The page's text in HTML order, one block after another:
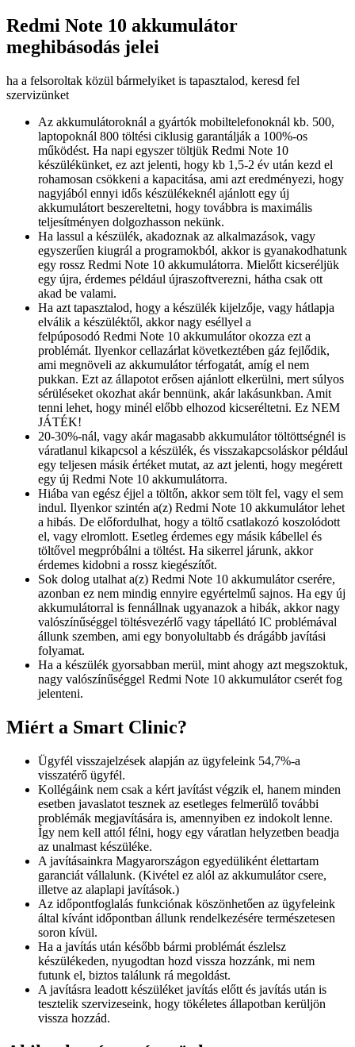
Redmi Note 10 akkumulátor
meghibásodás jelei
ha a felsoroltak közül bármelyiket is tapasztalod, keresd fel
szervizünket
Az akkumulátoroknál a gyártók mobiltelefonoknál kb. 500,
laptopoknál 800 töltési ciklusig garantálják a 100%-os
működést. Ha napi egyszer töltjük Redmi Note 10
készülékünket, ez azt jelenti, hogy kb 1,5-2 év után kezd el
rohamosan csökkeni a kapacitása, ami azt eredményezi, hogy
nagyjából ennyi idős készülékeknél ajánlott egy új
akkumulátort beszereltetni, hogy továbbra is maximális
teljesítményen dolgozhasson nekünk.
Ha lassul a készülék, akadoznak az alkalmazások, vagy
egyszerűen kiugrál a programokból, akkor is gyanakodhatunk
egy rossz Redmi Note 10 akkumulátorra. Mielőtt kicseréljük
egy újra, érdemes például újraszoftverezni, hátha csak ott
akad be valami.
Ha azt tapasztalod, hogy a készülék kijelzője, vagy hátlapja
elválik a készüléktől, akkor nagy eséllyel a
felpúposodó Redmi Note 10 akkumulátor okozza ezt a
problémát. Ilyenkor cellazárlat következtében gáz fejlődik,
ami megnöveli az akkumulátor térfogatát, amíg el nem
pukkan. Ezt az állapotot erősen ajánlott elkerülni, mert súlyos
sérüléseket okozhat akár bennünk, akár lakásunkban. Amit
tenni lehet, hogy minél előbb elhozod kicseréltetni. Ez NEM
JÁTÉK!
20-30%-nál, vagy akár magasabb akkumulátor töltöttségnél is
váratlanul kikapcsol a készülék, és visszakapcsoláskor például
egy teljesen másik értéket mutat, az azt jelenti, hogy megérett
egy új Redmi Note 10 akkumulátorra.
Hiába van egész éjjel a töltőn, akkor sem tölt fel, vagy el sem
indul. Ilyenkor szintén a(z) Redmi Note 10 akkumulátor lehet
a hibás. De előfordulhat, hogy a töltő csatlakozó koszolódott
el, vagy elromlott. Esetleg érdemes egy másik kábellel és
töltővel megpróbálni a töltést. Ha sikerrel járunk, akkor
érdemes kidobni a rossz kiegészítőt.
Sok dolog utalhat a(z) Redmi Note 10 akkumulátor cserére,
azonban ez nem mindig ennyire egyértelmű sajnos. Ha egy új
akkumulátorral is fennállnak ugyanazok a hibák, akkor nagy
valószínűséggel töltésvezérlő vagy tápellátó IC problémával
állunk szemben, ami egy bonyolultabb és drágább javítási
folyamat.
Ha a készülék gyorsabban merül, mint ahogy azt megszoktuk,
nagy valószínűséggel Redmi Note 10 akkumulátor cserét fog
jelenteni.
Miért a Smart Clinic?
Ügyfél visszajelzések alapján az ügyfeleink 54,7%-a
visszatérő ügyfél.
Kollégáink nem csak a kért javítást végzik el, hanem minden
esetben javaslatot tesznek az esetleges felmerülő további
problémák megjavítására is, amennyiben ez indokolt lenne.
Így nem kell attól félni, hogy egy váratlan helyzetben beadja
az unalmast készüléke.
A javításainkra Magyarországon egyedüliként élettartam
garanciát vállalunk. (Kivétel ez alól az akkumulátor csere,
illetve az alaplapi javítások.)
Az időpontfoglalás funkciónak köszönhetően az ügyfeleink
által kívánt időpontban állunk rendelkezésére természetesen
soron kívül.
Ha a javítás után később bármi problémát észlelsz
készülékeden, nyugodtan hozd vissza hozzánk, mi nem
futunk el, biztos találunk rá megoldást.
A javításra leadott készüléket javítás előtt és javítás után is
tesztelik szervizeseink, hogy tökéletes állapotban kerüljön
vissza hozzád.